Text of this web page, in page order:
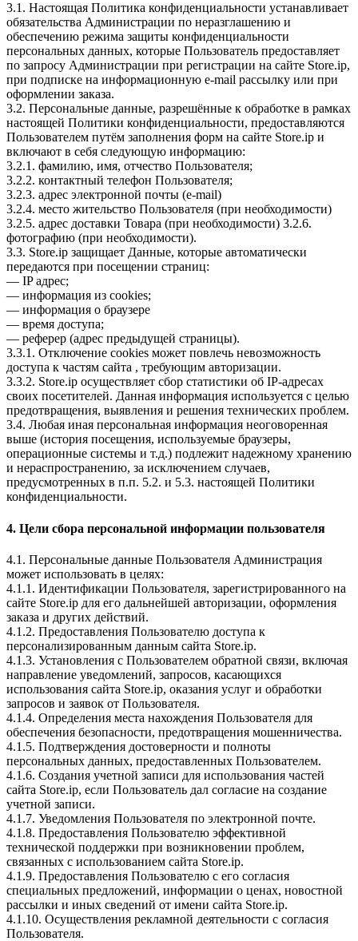
3.1. Настоящая Политика конфиденциальности устанавливает
обязательства Администрации по неразглашению и
обеспечению режима защиты конфиденциальности
персональных данных, которые Пользователь предоставляет
по запросу Администрации при регистрации на сайте Store.ip,
при подписке на информационную e-mail рассылку или при
оформлении заказа.
3.2. Персональные данные, разрешённые к обработке в рамках
настоящей Политики конфиденциальности, предоставляются
Пользователем путём заполнения форм на сайте Store.ip и
включают в себя следующую информацию:
3.2.1. фамилию, имя, отчество Пользователя;
3.2.2. контактный телефон Пользователя;
3.2.3. адрес электронной почты (e-mail)
3.2.4. место жительство Пользователя (при необходимости)
3.2.5. адрес доставки Товара (при необходимости) 3.2.6.
фотографию (при необходимости).
3.3. Store.ip защищает Данные, которые автоматически
передаются при посещении страниц:
— IP адрес;
— информация из cookies;
— информация о браузере
— время доступа;
— реферер (адрес предыдущей страницы).
3.3.1. Отключение cookies может повлечь невозможность
доступа к частям сайта , требующим авторизации.
3.3.2. Store.ip осуществляет сбор статистики об IP-адресах
своих посетителей. Данная информация используется с целью
предотвращения, выявления и решения технических проблем.
3.4. Любая иная персональная информация неоговоренная
выше (история посещения, используемые браузеры,
операционные системы и т.д.) подлежит надежному хранению
и нераспространению, за исключением случаев,
предусмотренных в п.п. 5.2. и 5.3. настоящей Политики
конфиденциальности.
4. Цели сбора персональной информации пользователя
4.1. Персональные данные Пользователя Администрация
может использовать в целях:
4.1.1. Идентификации Пользователя, зарегистрированного на
сайте Store.ip для его дальнейшей авторизации, оформления
заказа и других действий.
4.1.2. Предоставления Пользователю доступа к
персонализированным данным сайта Store.ip.
4.1.3. Установления с Пользователем обратной связи, включая
направление уведомлений, запросов, касающихся
использования сайта Store.ip, оказания услуг и обработки
запросов и заявок от Пользователя.
4.1.4. Определения места нахождения Пользователя для
обеспечения безопасности, предотвращения мошенничества.
4.1.5. Подтверждения достоверности и полноты
персональных данных, предоставленных Пользователем.
4.1.6. Создания учетной записи для использования частей
сайта Store.ip, если Пользователь дал согласие на создание
учетной записи.
4.1.7. Уведомления Пользователя по электронной почте.
4.1.8. Предоставления Пользователю эффективной
технической поддержки при возникновении проблем,
связанных с использованием сайта Store.ip.
4.1.9. Предоставления Пользователю с его согласия
специальных предложений, информации о ценах, новостной
рассылки и иных сведений от имени сайта Store.ip.
4.1.10. Осуществления рекламной деятельности с согласия
Пользователя.